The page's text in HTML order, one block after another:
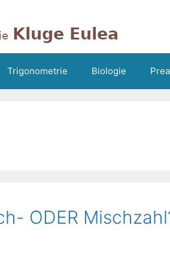
Trigonometrie Biologie
ODER